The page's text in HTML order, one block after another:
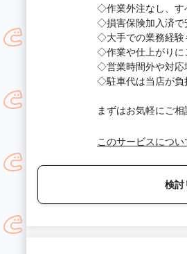
◇作業外注なし、す
◇損害保険加入済で
◇大手での業務経験
◇作業や仕上がりに
◇営業時間外や対応
◇駐車代は当店が負
まずはお気軽にご相
このサービスについ
検討